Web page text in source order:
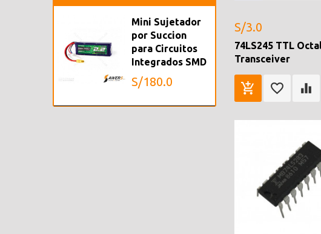
Mini Sujetador
por Succion
para Circuitos
Integrados SMD
S/180.0
S/3.0
74LS245 TTL
Transceiver